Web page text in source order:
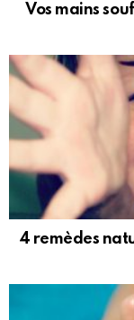
Vos mains
4 remèdes